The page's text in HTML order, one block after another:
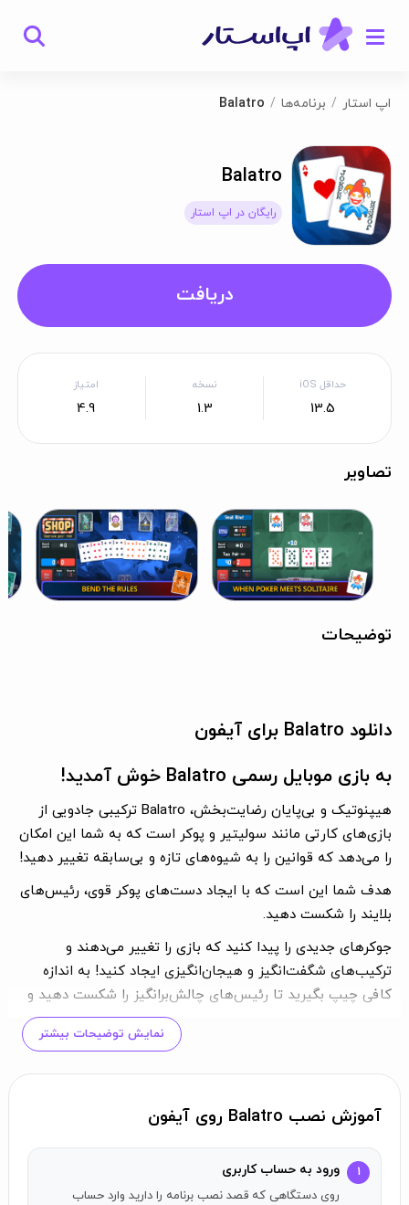
اپ استار برنامه‌ها Balatro
Balatro
رایگان در اپ استار
دریافت
حداقل iOS
13.5
نسخه
1.3
امتیاز
4.9
تصاویر
توضیحات
دانلود Balatro برای آیفون
به بازی موبایل رسمی Balatro خوش آمدید!
هیپنوتیک و بی‌پایان رضایت‌بخش، Balatro ترکیبی جادویی از
بازی‌های کارتی مانند سولیتیر و پوکر است که به شما این امکان
را می‌دهد که قوانین را به شیوه‌های تازه و بی‌سابقه تغییر دهید!
هدف شما این است که با ایجاد دست‌های پوکر قوی، رئیس‌های
بلایند را شکست دهید.
جوکرهای جدیدی را پیدا کنید که بازی را تغییر می‌دهند و
ترکیب‌های شگفت‌انگیز و هیجان‌انگیزی ایجاد کنید! به اندازه
کافی چیپ بگیرید تا رئیس‌های چالش‌برانگیز را شکست دهید و
دست‌های پاداش و دک‌های پنهان را در حین بازی پیدا کنید. برای
شکست دادن رئیس بزرگ، برنده شدن در چالش نهایی و پیروزی
ویژگی‌ها:
کنترل‌های بازسازی شدهبرای دستگاه‌های صفحه لمسی.
هر بار متفاوت است: هر انتخاب، دور انداختن و جوکر می‌تواند به طرز
نمایش توضیحات بیشتر
آموزش نصب Balatro روی آیفون
۱ ورود به حساب کاربری
روی دستگاهی که قصد نصب برنامه را دارید وارد حساب